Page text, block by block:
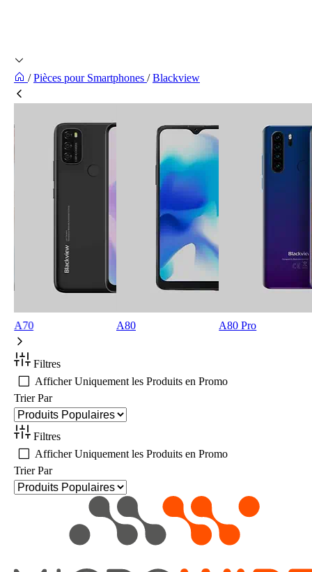
/ Pièces pour Smartphones / Blackview
A70 A80 A80 Pro
Filtres
Afficher Uniquement les Produits en Promo
Trier Par
Filtres
Afficher Uniquement les Produits en Promo
Trier Par